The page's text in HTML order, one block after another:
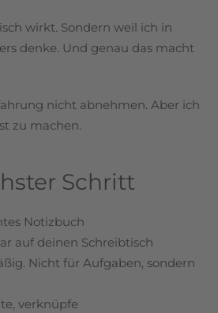
wirkt. Sondern weil ich in
denke. Und genau das macht
nicht abnehmen. Aber ich
zu machen.
Schritt
Notizbuch
auf deinen Schreibtisch
Nicht für Aufgaben, sondern
verknüpfe